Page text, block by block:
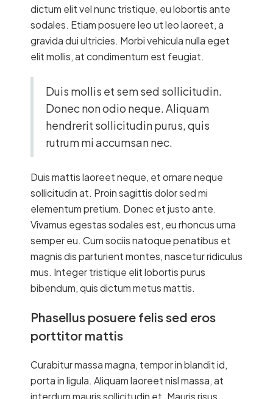
dictum elit vel nunc tristique, eu lobortis ante
sodales. Etiam posuere leo ut leo laoreet, a
gravida dui ultricies. Morbi vehicula nulla eget
elit mollis, at condimentum est feugiat.
Duis mollis et sem sed sollicitudin.
Donec non odio neque. Aliquam
hendrerit sollicitudin purus, quis
rutrum mi accumsan nec.
Duis mattis laoreet neque, et ornare neque
sollicitudin at. Proin sagittis dolor sed mi
elementum pretium. Donec et justo ante.
Vivamus egestas sodales est, eu rhoncus urna
semper eu. Cum sociis natoque penatibus et
magnis dis parturient montes, nascetur ridiculus
mus. Integer tristique elit lobortis purus
bibendum, quis dictum metus mattis.
Phasellus posuere felis sed eros
porttitor mattis
Curabitur massa magna, tempor in blandit id,
porta in ligula. Aliquam laoreet nisl massa, at
interdum mauris sollicitudin et. Mauris risus